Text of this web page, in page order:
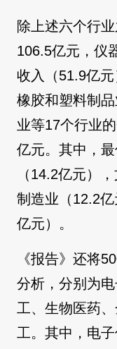
除上述六个行
106.5亿元，仪
收入（51.9亿元
橡胶和塑料制
业等17个行业
亿元。其中，
（14.2亿元）
制造业（12.2
亿元）。
《报告》还将
分析，分别为
工、生物医药
工。其中，电